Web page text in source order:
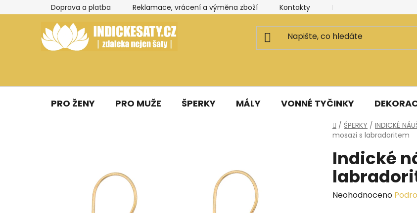
na
Doprava a platba Reklamace, vrácení a výměna zboží Kontakty Kancelář a ateliér
PRO ŽENY PRO MUŽE ŠPERKY MÁLY VONNÉ TYČINKY
Domů
/ ŠPERKY / INDICKÉ
mosazi s labradoritem
Indické
Průměrné
Neohodnoceno